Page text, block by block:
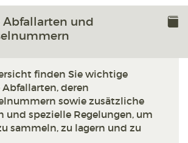
Abfallarten und
finden Sie wichtige
deren
sowie zusätzliche
und spezielle Regelungen, um
sammeln, zu lagern und zu